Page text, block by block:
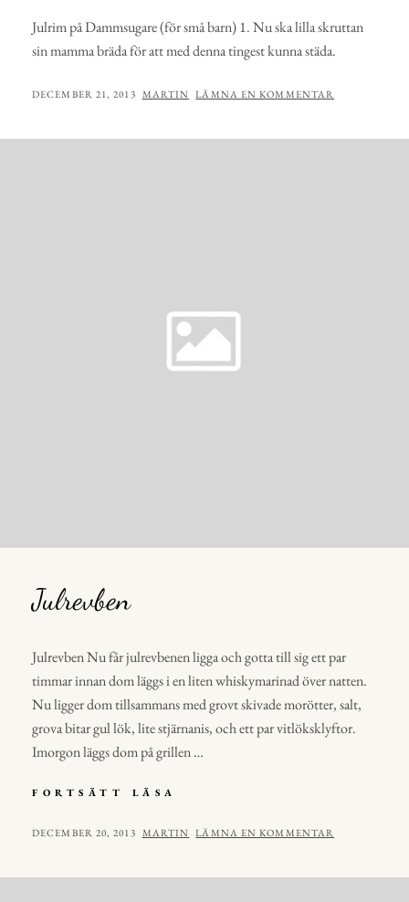
Julrim på Dammsugare (för små barn) 1. Nu ska lilla skruttan
sin mamma bräda för att med denna tingest kunna städa.
PUBLICERAT
DECEMBER 21, 2013 AV
MARTIN LÄMNA EN KOMMENTAR
Julrevben
Julrevben Nu får julrevbenen ligga och gotta till sig ett par
timmar innan dom läggs i en liten whiskymarinad över natten.
Nu ligger dom tillsammans med grovt skivade morötter, salt,
grova bitar gul lök, lite stjärnanis, och ett par vitlöksklyftor.
Imorgon läggs dom på grillen …
FORTSÄTT LÄSA
PUBLICERAT
DECEMBER 20, 2013 AV
MARTIN LÄMNA EN KOMMENTAR